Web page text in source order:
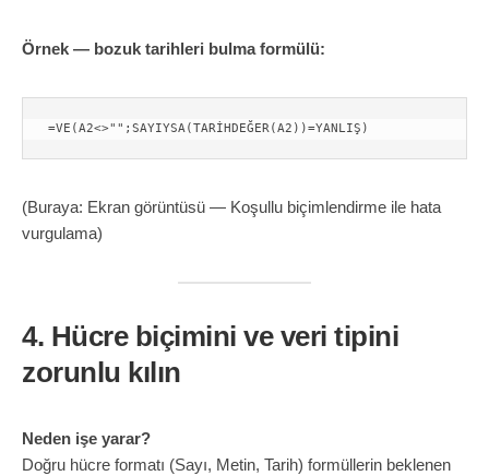
Örnek — bozuk tarihleri bulma formülü:
(Buraya: Ekran görüntüsü — Koşullu biçimlendirme ile hata
vurgulama)
4. Hücre biçimini ve veri tipini
zorunlu kılın
Neden işe yarar?
Doğru hücre formatı (Sayı, Metin, Tarih) formüllerin beklenen